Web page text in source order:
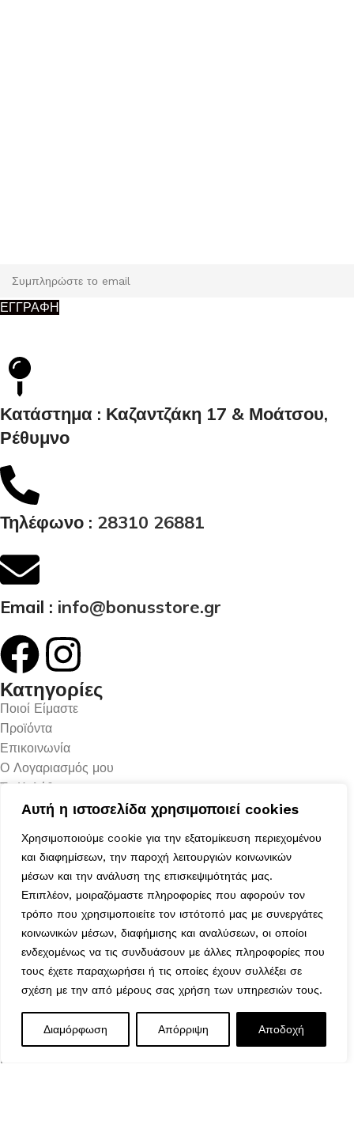
Αυτή η ιστοσελίδα χρησιμοποιεί cookies
Χρησιμοποιούμε cookie για την εξατομίκευση περιεχομένου
και διαφημίσεων, την παροχή λειτουργιών κοινωνικών
μέσων και την ανάλυση της επισκεψιμότητάς μας.
Επιπλέον, μοιραζόμαστε πληροφορίες που αφορούν τον
τρόπο που χρησιμοποιείτε τον ιστότοπό μας με συνεργάτες
κοινωνικών μέσων, διαφήμισης και αναλύσεων, οι οποίοι
ενδεχομένως να τις συνδυάσουν με άλλες πληροφορίες που
τους έχετε παραχωρήσει ή τις οποίες έχουν συλλέξει σε
σχέση με την από μέρους σας χρήση των υπηρεσιών τους.
Διαμόρφωση Απόρριψη Αποδοχή
ΕΓΓΡΑΦΗ
Κατάστημα : Καζαντζάκη 17 & Μοάτσου,
Ρέθυμνο
Τηλέφωνο : 28310 26881
Email : info@bonusstore.gr
Κατηγορίες
Ποιοί Είμαστε
Προϊόντα
Επικοινωνία
Ο Λογαριασμός μου
Το Καλάθι μου
Τα Αγαπημένα μου
Τρόποι Αποστολής
Μέθοδοι Πληρωμής
Πολιτική Επιστροφών
Ασφάλεια Συναλλαγών
Όροι & Προϋποθέσεις
Αναζήτηση Αποστολής
Ωράριο Λειτουργίας
Δευτέρα : 9:00-14:30
Τετάρτη : 9:00-14:30
Πέμπτη : 9:00-14:30, 18:00-21:00
Παρασκευή : 9:00-14:30, 18:00-21:00